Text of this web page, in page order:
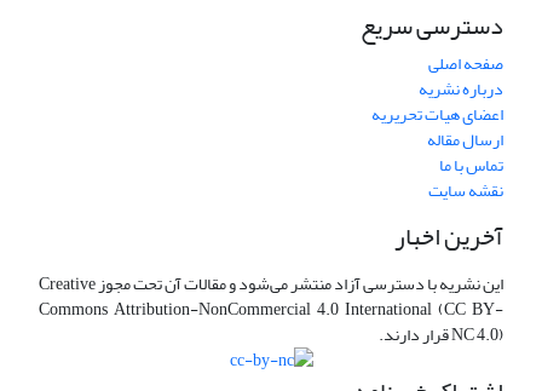
دسترسی سریع
صفحه اصلی
درباره نشریه
اعضای هیات تحریریه
ارسال مقاله
تماس با ما
نقشه سایت
آخرین اخبار
این نشریه با دسترسی آزاد منتشر می‌شود و مقالات آن تحت مجوز Creative
Commons Attribution-NonCommercial 4.0 International (CC BY-
NC 4.0) قرار دارند.